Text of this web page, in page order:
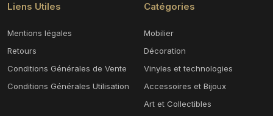
Liens Utiles
Mentions légales
Retours
Conditions Générales de Vente
Conditions Générales Utilisation
Catégories
Mobilier
Décoration
Vinyles et technologies
Accessoires et Bijoux
Art et Collectibles